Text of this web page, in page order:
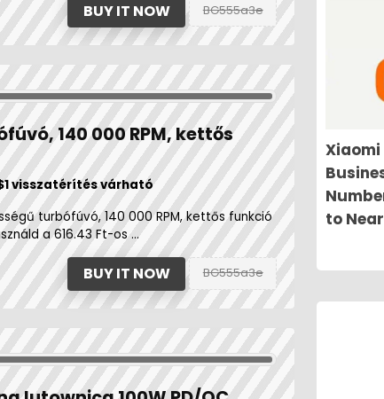
BUY IT NOW BG555a3e
140 000 RPM, kettős
visszatérítés várható
turbófúvó, 140 000 RPM, kettős funkció
a 616.43 Ft-os ...
BUY IT NOW BG555a3e
Xiaomi
to